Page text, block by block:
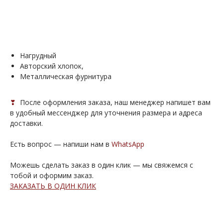
Нагрудный
Авторский хлопок,
Металлическая фурнитура
❣ После оформления заказа, наш менеджер напишет вам
в удобный мессенджер для уточнения размера и адреса
доставки.
Есть вопрос — напиши нам в WhatsApp
Можешь сделать заказ в один клик — мы свяжемся с
тобой и оформим заказ.
ЗАКАЗАТЬ В ОДИН КЛИК